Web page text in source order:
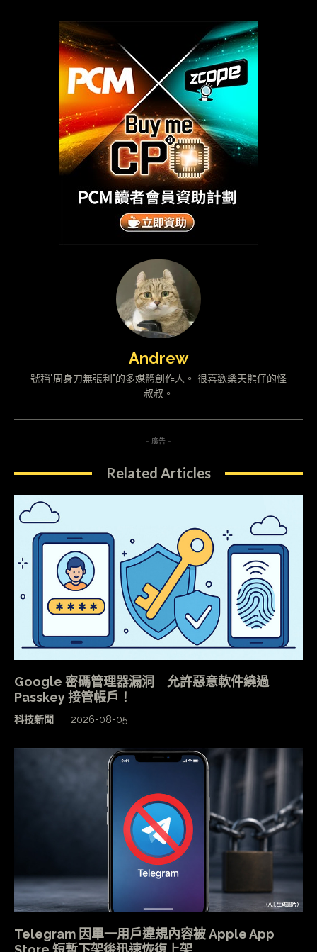
Andrew
號稱"周身刀無張利"的多媒體創作人。 很喜歡樂天熊仔的怪
叔叔。
- 廣告 -
Related Articles
Google 密碼管理器漏洞 允許惡意軟件繞過
Passkey 接管帳戶！
科技新聞 2026-08-05
Telegram 因單一用戶違規內容被 Apple App